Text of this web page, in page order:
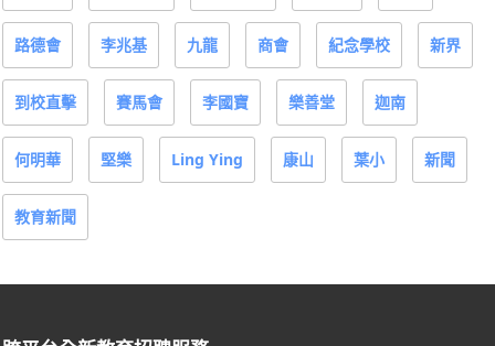
路德會 李兆基 九龍 商會 紀念學校 新界
到校直擊 賽馬會 李國寶 樂善堂 迦南
何明華 堅樂 Ling Ying 康山 葉小 新聞
教育新聞